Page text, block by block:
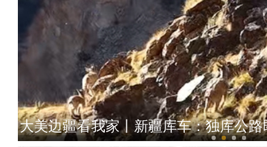
大美边疆看我家丨新疆库车：独库公